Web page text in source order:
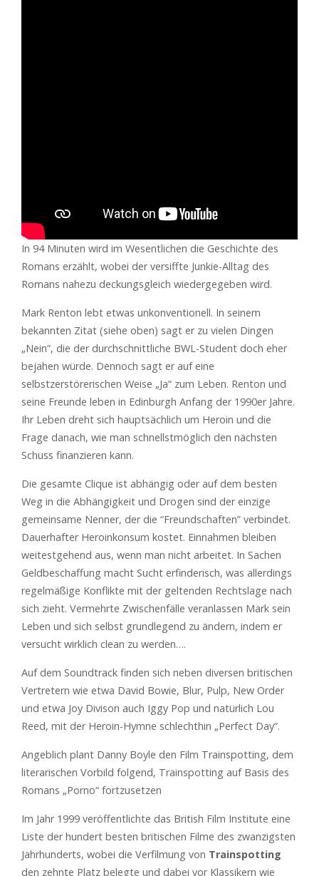
In 94 Minuten wird im Wesentlichen die Geschichte des
Romans erzählt, wobei der versiffte Junkie-Alltag des
Romans nahezu deckungsgleich wiedergegeben wird.
Mark Renton lebt etwas unkonventionell. In seinem
bekannten Zitat (siehe oben) sagt er zu vielen Dingen
„Nein“, die der durchschnittliche BWL-Student doch eher
bejahen würde. Dennoch sagt er auf eine
selbstzerstörerischen Weise „Ja“ zum Leben. Renton und
seine Freunde leben in Edinburgh Anfang der 1990er Jahre.
Ihr Leben dreht sich hauptsächlich um Heroin und die
Frage danach, wie man schnellstmöglich den nächsten
Schuss finanzieren kann.
Die gesamte Clique ist abhängig oder auf dem besten
Weg in die Abhängigkeit und Drogen sind der einzige
gemeinsame Nenner, der die “Freundschaften” verbindet.
Dauerhafter Heroinkonsum kostet. Einnahmen bleiben
weitestgehend aus, wenn man nicht arbeitet. In Sachen
Geldbeschaffung macht Sucht erfinderisch, was allerdings
regelmäßige Konflikte mit der geltenden Rechtslage nach
sich zieht. Vermehrte Zwischenfälle veranlassen Mark sein
Leben und sich selbst grundlegend zu ändern, indem er
versucht wirklich clean zu werden….
Auf dem Soundtrack finden sich neben diversen britischen
Vertretern wie etwa David Bowie, Blur, Pulp, New Order
und etwa Joy Divison auch Iggy Pop und natürlich Lou
Reed, mit der Heroin-Hymne schlechthin „Perfect Day“.
Angeblich plant Danny Boyle den Film Trainspotting, dem
literarischen Vorbild folgend, Trainspotting auf Basis des
Romans „Porno“ fortzusetzen
Im Jahr 1999 veröffentlichte das British Film Institute eine
Liste der hundert besten britischen Filme des zwanzigsten
Jahrhunderts, wobei die Verfilmung von Trainspotting
den zehnte Platz belegte und dabei vor Klassikern wie